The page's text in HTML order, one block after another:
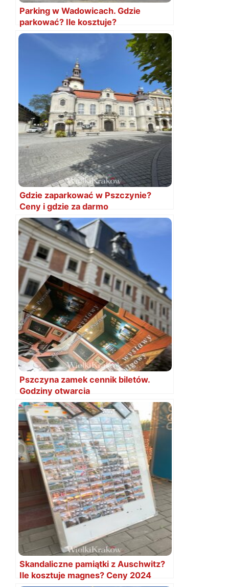
Parking w Wadowicach. Gdzie
parkować? Ile kosztuje?
Gdzie zaparkować w Pszczynie?
Ceny i gdzie za darmo
Pszczyna zamek cennik biletów.
Godziny otwarcia
Skandaliczne pamiątki z Auschwitz?
Ile kosztuje magnes? Ceny 2024